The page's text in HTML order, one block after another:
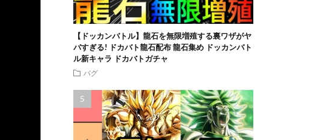
【ドッカンバトル】龍石を無限増殖する裏ワザがヤ
バすぎる! ドカバト龍石配布 龍石集め ドッカンバト
ル新キャラ ドカバトガチャ
バグ